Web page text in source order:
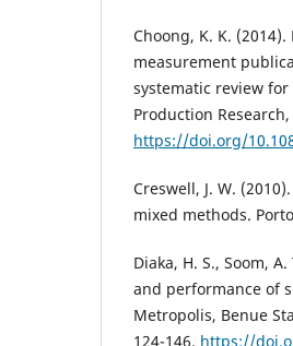
Choong, K. K.
measurement
systematic review
Production
https://doi.org/
Creswell, J. W.
mixed methods.
Diaka, H. S., Soom,
and performance of
Metropolis, Benue
124-146. https://